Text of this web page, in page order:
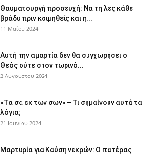
Θαυματουργή προσευχή: Να τη λες κάθε
βράδυ πριν κοιμηθείς και η...
11 Μαΐου 2024
Αυτή την αμαρτία δεν θα συγχωρήσει ο
Θεός ούτε στον τωρινό...
2 Αυγούστου 2024
«Τα σα εκ των σων» – Τι σημαίνουν αυτά τα
λόγια;
21 Ιουνίου 2024
Μαρτυρία για Καύση νεκρών: Ο πατέρας